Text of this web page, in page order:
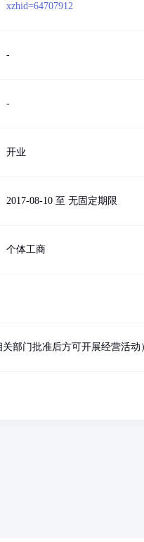
xzhid=64707912
-
-
开业
2017-08-10 至 无固定期限
个体工商
部门批准后方可开展经营活动